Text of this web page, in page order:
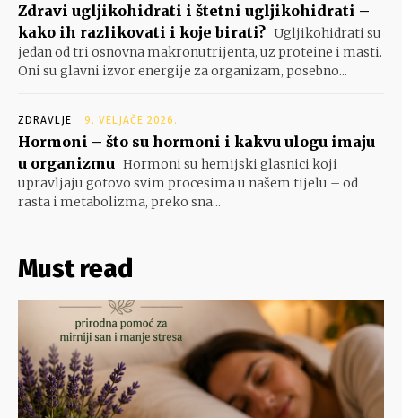
Zdravi ugljikohidrati i štetni ugljikohidrati –
kako ih razlikovati i koje birati? Ugljikohidrati su
jedan od tri osnovna makronutrijenta, uz proteine i masti.
Oni su glavni izvor energije za organizam, posebno...
ZDRAVLJE 9. VELJAČE 2026.
Hormoni – što su hormoni i kakvu ulogu imaju
u organizmu Hormoni su hemijski glasnici koji
upravljaju gotovo svim procesima u našem tijelu – od
rasta i metabolizma, preko sna...
Must read